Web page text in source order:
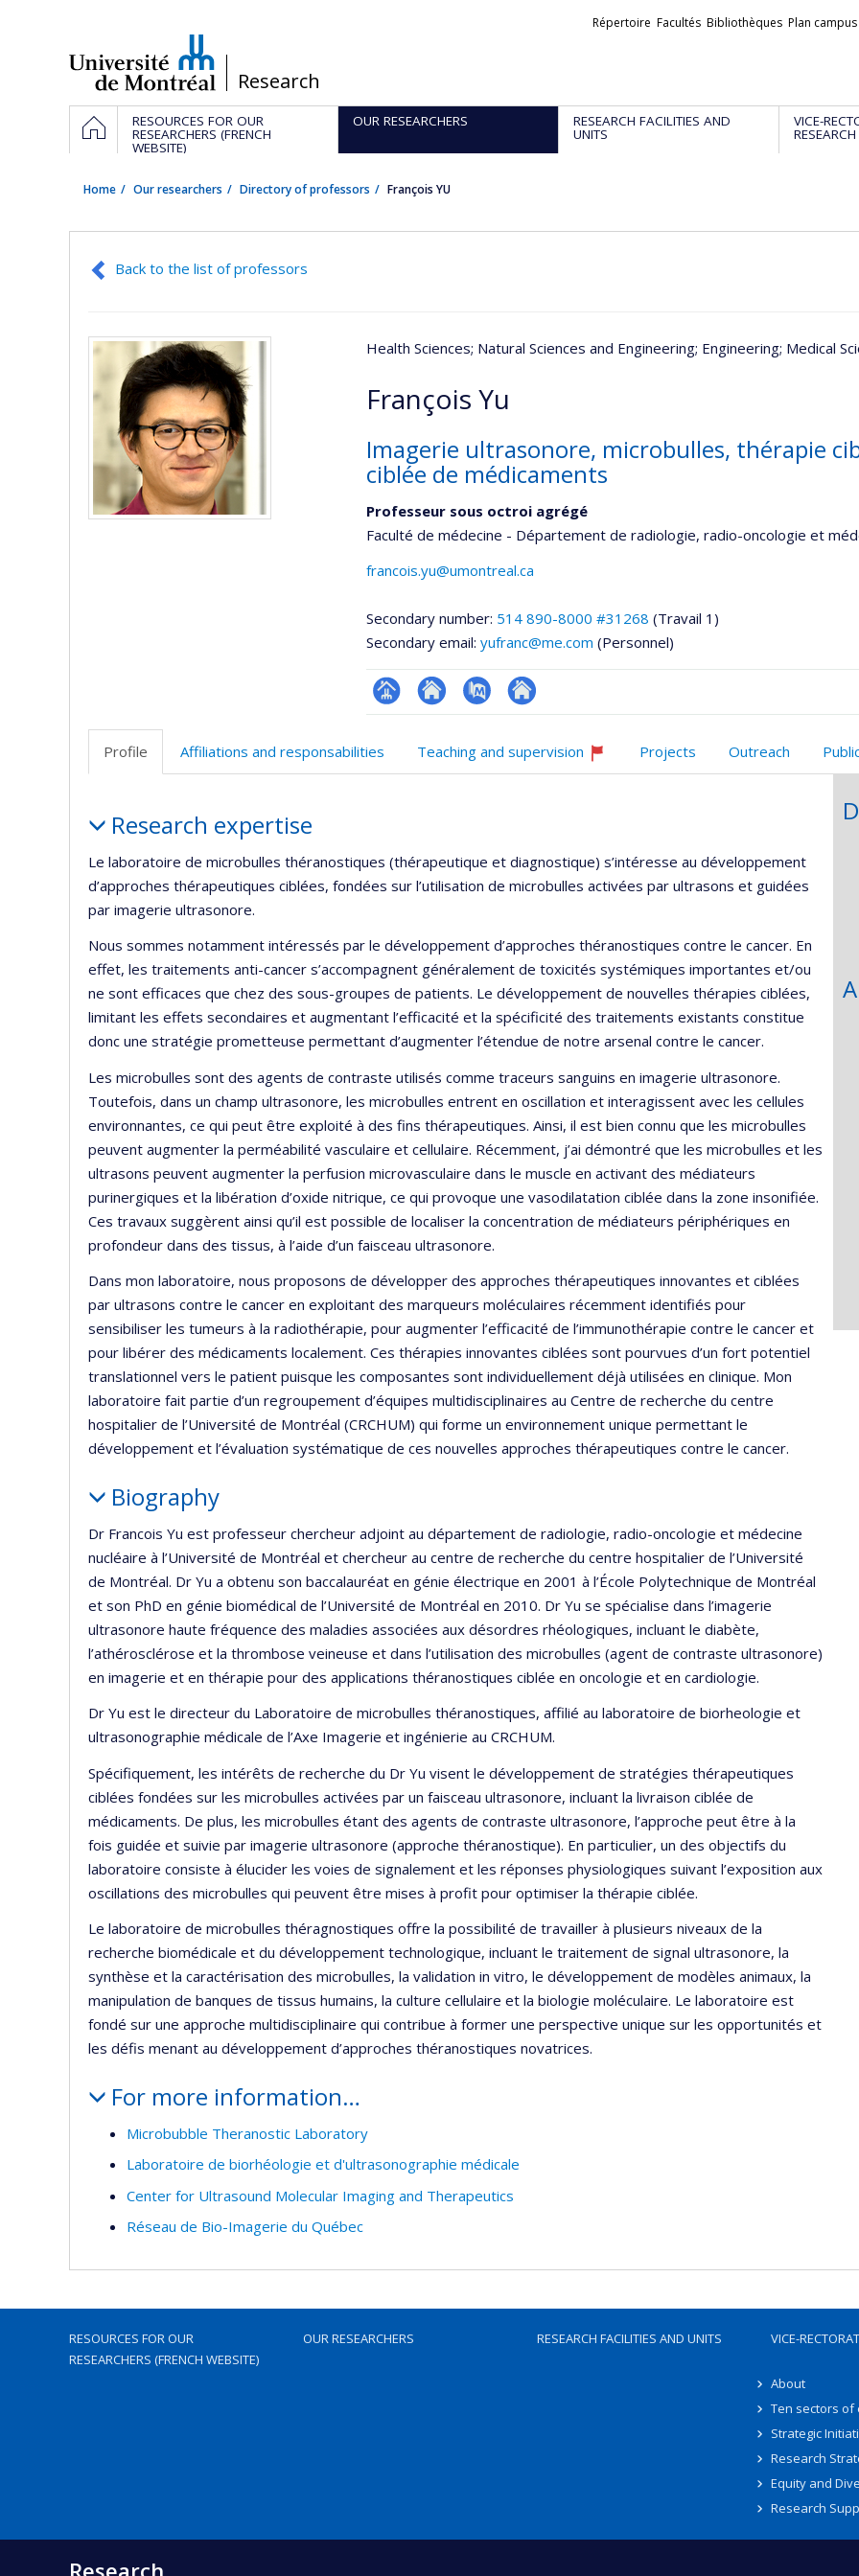
/Research
Liens
Répertoire Facultés Bibliothèques Plan campus
Navigation
principale
HOMERESOURCES FOR OUR
RESEARCHERS (FRENCH
WEBSITE)
OUR RESEARCHERS RESEARCH FACILITIES AND
UNITS
VICE-
RESEARCH
Home Our researchers Directory of professors François YU
Back to the list of professors
Health Sciences; Natural Sciences and Engineering; Engineering; Medical
François Yu
Imagerie ultrasonore, microbulles, thérapie
ciblée de médicaments
Professeur sous octroi agrégé
Faculté de médecine - Département de radiologie, radio-oncologie et
francois.yu@umontreal.ca
Secondary number: 514 890-8000 #31268 (Travail 1)
Secondary email: yufranc@me.com (Personnel)
Page
(faculté,département,école)
Site
PubMedAutre
web
Profile Affiliations and responsabilities
Teaching and supervision
Currently
Projects Outreach
Research expertise
Le laboratoire de microbulles théranostiques (thérapeutique et diagnostique) s’intéresse au développement
d’approches thérapeutiques ciblées, fondées sur l’utilisation de microbulles activées par ultrasons et guidées
par imagerie ultrasonore.
Nous sommes notamment intéressés par le développement d’approches théranostiques contre le cancer. En
effet, les traitements anti-cancer s’accompagnent généralement de toxicités systémiques importantes et/ou
ne sont efficaces que chez des sous-groupes de patients. Le développement de nouvelles thérapies ciblées,
limitant les effets secondaires et augmentant l’efficacité et la spécificité des traitements existants constitue
donc une stratégie prometteuse permettant d’augmenter l’étendue de notre arsenal contre le cancer.
Les microbulles sont des agents de contraste utilisés comme traceurs sanguins en imagerie ultrasonore.
Toutefois, dans un champ ultrasonore, les microbulles entrent en oscillation et interagissent avec les cellules
environnantes, ce qui peut être exploité à des fins thérapeutiques. Ainsi, il est bien connu que les microbulles
peuvent augmenter la perméabilité vasculaire et cellulaire. Récemment, j’ai démontré que les microbulles et les
ultrasons peuvent augmenter la perfusion microvasculaire dans le muscle en activant des médiateurs
purinergiques et la libération d’oxide nitrique, ce qui provoque une vasodilatation ciblée dans la zone insonifiée.
Ces travaux suggèrent ainsi qu’il est possible de localiser la concentration de médiateurs périphériques en
profondeur dans des tissus, à l’aide d’un faisceau ultrasonore.
Dans mon laboratoire, nous proposons de développer des approches thérapeutiques innovantes et ciblées
par ultrasons contre le cancer en exploitant des marqueurs moléculaires récemment identifiés pour
sensibiliser les tumeurs à la radiothérapie, pour augmenter l’efficacité de l’immunothérapie contre le cancer et
pour libérer des médicaments localement. Ces thérapies innovantes ciblées sont pourvues d’un fort potentiel
translationnel vers le patient puisque les composantes sont individuellement déjà utilisées en clinique. Mon
laboratoire fait partie d’un regroupement d’équipes multidisciplinaires au Centre de recherche du centre
hospitalier de l’Université de Montréal (CRCHUM) qui forme un environnement unique permettant le
développement et l’évaluation systématique de ces nouvelles approches thérapeutiques contre le cancer.
Biography
Dr Francois Yu est professeur chercheur adjoint au département de radiologie, radio-oncologie et médecine
nucléaire à l’Université de Montréal et chercheur au centre de recherche du centre hospitalier de l’Université
de Montréal. Dr Yu a obtenu son baccalauréat en génie électrique en 2001 à l’École Polytechnique de Montréal
et son PhD en génie biomédical de l’Université de Montréal en 2010. Dr Yu se spécialise dans l’imagerie
ultrasonore haute fréquence des maladies associées aux désordres rhéologiques, incluant le diabète,
l’athérosclérose et la thrombose veineuse et dans l’utilisation des microbulles (agent de contraste ultrasonore)
en imagerie et en thérapie pour des applications théranostiques ciblée en oncologie et en cardiologie.
Dr Yu est le directeur du Laboratoire de microbulles théranostiques, affilié au laboratoire de biorheologie et
ultrasonographie médicale de l’Axe Imagerie et ingénierie au CRCHUM.
Spécifiquement, les intérêts de recherche du Dr Yu visent le développement de stratégies thérapeutiques
ciblées fondées sur les microbulles activées par un faisceau ultrasonore, incluant la livraison ciblée de
médicaments. De plus, les microbulles étant des agents de contraste ultrasonore, l’approche peut être à la
fois guidée et suivie par imagerie ultrasonore (approche théranostique). En particulier, un des objectifs du
laboratoire consiste à élucider les voies de signalement et les réponses physiologiques suivant l’exposition aux
oscillations des microbulles qui peuvent être mises à profit pour optimiser la thérapie ciblée.
Le laboratoire de microbulles théragnostiques offre la possibilité de travailler à plusieurs niveaux de la
recherche biomédicale et du développement technologique, incluant le traitement de signal ultrasonore, la
synthèse et la caractérisation des microbulles, la validation in vitro, le développement de modèles animaux, la
manipulation de banques de tissus humains, la culture cellulaire et la biologie moléculaire. Le laboratoire est
fondé sur une approche multidisciplinaire qui contribue à former une perspective unique sur les opportunités et
les défis menant au développement d’approches théranostiques novatrices.
For more information…
Microbubble Theranostic Laboratory
Laboratoire de biorhéologie et d'ultrasonographie médicale
Center for Ultrasound Molecular Imaging and Therapeutics
Réseau de Bio-Imagerie du Québec
RESOURCES FOR OUR
RESEARCHERS (FRENCH WEBSITE)
OUR RESEARCHERS RESEARCH FACILITIES AND UNITS VICE-
About
Ten sectors of
Strategic
Research
Equity and
Research
Research